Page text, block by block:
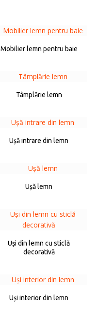
Mobilier lemn pentru baie
Tâmplărie lemn
Ușă intrare din lemn
Ușă lemn
Uși din lemn cu sticlă
decorativă
Uși interior din lemn